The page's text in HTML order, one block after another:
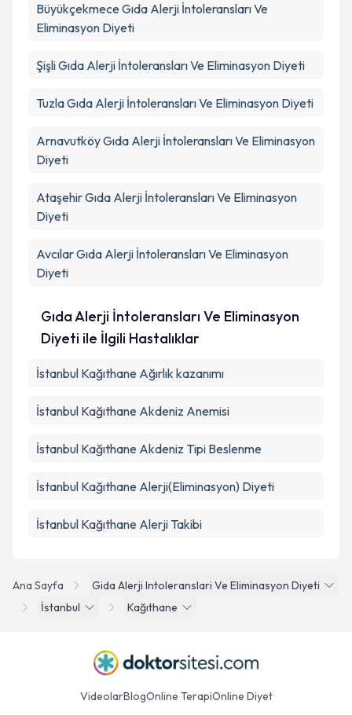
Ana Sayfa
Gida Alerji Intoleranslari Ve Eliminasyon Diyeti
İstanbul
Kağıthane
Büyükçekmece Gıda Alerji İntoleransları Ve
Eliminasyon Diyeti
ŞişliGıda Alerji İntoleransları Ve Eliminasyon Diyeti
TuzlaGıda Alerji İntoleransları Ve Eliminasyon Diyeti
ArnavutköyGıda Alerji İntoleransları Ve Eliminasyon
Diyeti
AtaşehirGıda Alerji İntoleransları Ve Eliminasyon
Diyeti
AvcılarGıda Alerji İntoleransları Ve Eliminasyon
Diyeti
Gıda Alerji İntoleransları Ve Eliminasyon
Diyeti ile İlgili Hastalıklar
İstanbul Kağıthane Ağırlık kazanımı
İstanbul Kağıthane Akdeniz Anemisi
İstanbul Kağıthane Akdeniz Tipi Beslenme
İstanbul Kağıthane Alerji(Eliminasyon) Diyeti
İstanbul Kağıthane Alerji Takibi
VideolarBlogOnline TerapiOnline Diyet